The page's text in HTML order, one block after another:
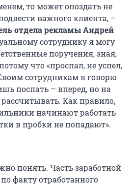
то может опоздать не
важного клиента, –
отдела рекламы Андрей
сотруднику я могу
поручения, зная,
что «проспал, не успел,
сотрудникам я говорю
поспать – вперед, но на
Как правило,
начинают работать
в пробки не попадают».
понять. Часть заработной
факту отработанного